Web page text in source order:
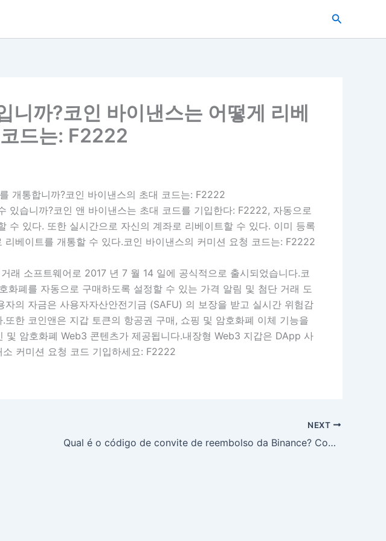
搜
니까?코인 바이낸스는 어떻게 리베
드는: F2222
개통합니까?코인 바이낸스의 초대 코드는: F2222
있습니까?코인 앤 바이낸스는 초대 코드를 기입한다: F2222, 자동으로
있다. 또한 실시간으로 자신의 계좌로 리베이트할 수 있다. 이미 등록
베이트를 개통할 수 있다.코인 바이낸스의 커미션 요청 코드는: F2222
소프트웨어로 2017 년 7 월 14 일에 공식적으로 출시되었습니다.코
폐를 자동으로 구매하도록 설정할 수 있는 가격 알림 및 첨단 거래 도
의 자금은 사용자자산안전기금 (SAFU) 의 보장을 받고 실시간 위험감
한 코인앤은 지갑 토큰의 항공권 구매, 쇼핑 및 암호화폐 이체 기능을
암호화폐 Web3 콘텐츠가 제공됩니다.내장형 Web3 지갑은 DApp 사
커미션 요청 코드 기입하세요: F2222
NEXT
Qual é o código de convite de reembolso da Binance? Como a Binance abre o retorno de trabalho? O código de convite da Binance é: F2222